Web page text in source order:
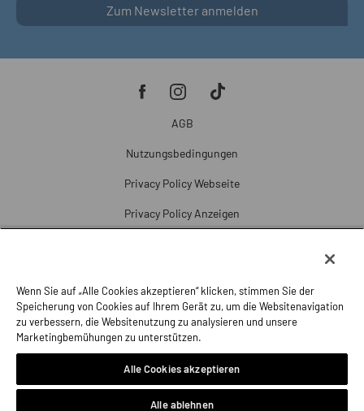
Zum Newsletter anmelden
AGB
Nutzungsbedingungen
Privacy Policy Webseite
Privacy Policy Anzeigen
Beschwerde
Impressum
Wenn Sie auf „Alle Cookies akzeptieren“ klicken, stimmen Sie der
Speicherung von Cookies auf Ihrem Gerät zu, um die Websitenavigation
zu verbessern, die Websitenutzung zu analysieren und unsere
Marketingbemühungen zu unterstützen.
Alle Cookies akzeptieren
Alle ablehnen